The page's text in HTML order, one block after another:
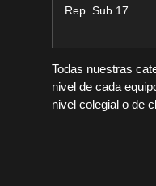
Rep. Sub 17
Todas nuestras
nivel de cada
nivel colegial o de